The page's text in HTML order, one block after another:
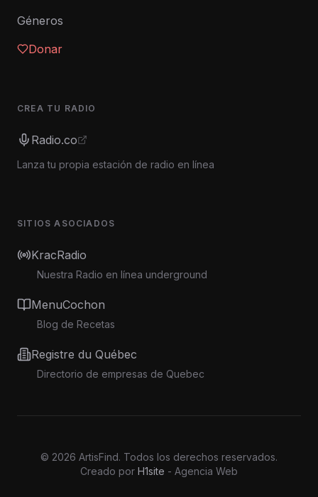
Géneros
Donar
CREA TU RADIO
Radio.co
Lanza tu propia estación de radio en línea
SITIOS ASOCIADOS
KracRadio
Nuestra Radio en línea underground
MenuCochon
Blog de Recetas
Registre du Québec
Directorio de empresas de Quebec
© 2026 ArtisFind. Todos los derechos reservados.
Creado por H1site - Agencia Web